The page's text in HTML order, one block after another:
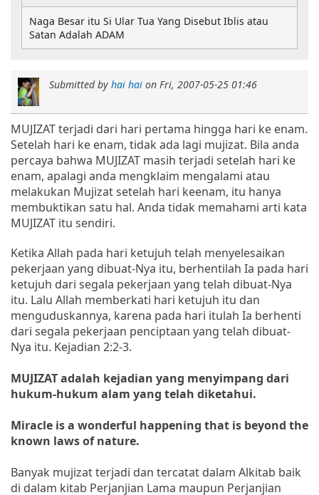
Submitted by hai hai on Fri, 2007-05-25 01:46
MUJIZAT terjadi dari hari pertama hingga hari ke enam.
Setelah hari ke enam, tidak ada lagi mujizat. Bila anda
percaya bahwa MUJIZAT masih terjadi setelah hari ke
enam, apalagi anda mengklaim mengalami atau
melakukan Mujizat setelah hari keenam, itu hanya
membuktikan satu hal. Anda tidak memahami arti kata
MUJIZAT itu sendiri.
Ketika Allah pada hari ketujuh telah menyelesaikan
pekerjaan yang dibuat-Nya itu, berhentilah Ia pada hari
ketujuh dari segala pekerjaan yang telah dibuat-Nya
itu. Lalu Allah memberkati hari ketujuh itu dan
menguduskannya, karena pada hari itulah Ia berhenti
dari segala pekerjaan penciptaan yang telah dibuat-
Nya itu. Kejadian 2:2-3.
MUJIZAT adalah kejadian yang menyimpang dari
hukum-hukum alam yang telah diketahui.
Miracle is a wonderful happening that is beyond the
known laws of nature.
Banyak mujizat terjadi dan tercatat dalam Alkitab baik
di dalam kitab Perjanjian Lama maupun Perjanjian
Naga Besar itu Si Ular Tua Yang Disebut Iblis atau
Satan Adalah ADAM